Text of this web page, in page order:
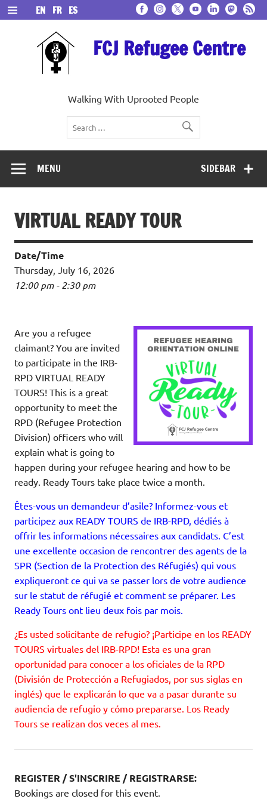
Skip
to
content
FCJ Refugee Centre
Walking With Uprooted People
EN FR ES
SIDEBAR
MENU
VIRTUAL READY TOUR
Date/Time
Thursday, July 16, 2026
12:00 pm - 2:30 pm
Are you a refugee
claimant? You are invited
to participate in the IRB-
RPD VIRTUAL READY
TOURS! This is a great
opportunity to meet the
RPD (Refugee Protection
Division) officers who will
explain what is going to
happen during your refugee hearing and how to be
ready. Ready Tours take place twice a month.
Êtes-vous un demandeur d’asile? Informez-vous et
participez aux READY TOURS de IRB-RPD, dédiés à
offrir les informations nécessaires aux candidats. C’est
une excellente occasion de rencontrer des agents de la
SPR (Section de la Protection des Réfugiés) qui vous
expliqueront ce qui va se passer lors de votre audience
sur le statut de réfugié et comment se préparer. Les
Ready Tours ont lieu deux fois par mois.
¿Es usted solicitante de refugio? ¡Participe en los READY
TOURS virtuales del IRB-RPD! Esta es una gran
oportunidad para conocer a los oficiales de la RPD
(División de Protección a Refugiados, por sus siglas en
inglés) que le explicarán lo que va a pasar durante su
audiencia de refugio y cómo prepararse. Los Ready
Tours se realizan dos veces al mes.
REGISTER / S'INSCRIRE / REGISTRARSE:
Bookings are closed for this event.